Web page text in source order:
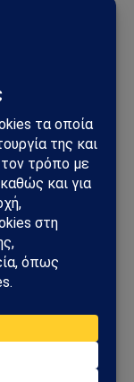
παίρνει
στο
μεγάλη
Θάλασσα και
στα Μέγαρα –